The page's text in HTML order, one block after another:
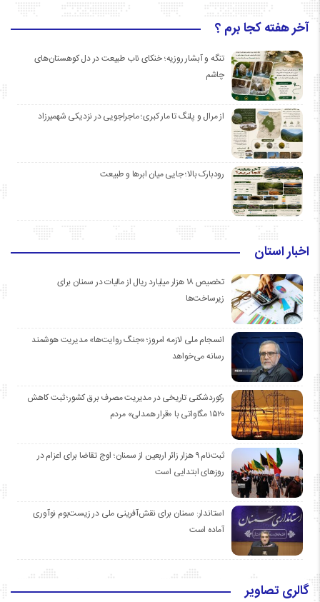
آخر هفته کجا برم ؟
تنگه و آبشار روزیه؛ خنکای ناب طبیعت در دل کوهستان‌های
چاشم
از مرال و پلنگ تا مار کبری؛ ماجراجویی در نزدیکی شهمیرزاد
رودبارک بالا؛ جایی میان ابرها و طبیعت
اخبار استان
تخصیص ۱۸ هزار میلیارد ریال از مالیات در سمنان برای
زیرساخت‌ها
انسجام ملی لازمه امروز؛ «جنگ روایت‌ها» مدیریت هوشمند
رسانه می‌خواهد
رکوردشکنی تاریخی در مدیریت مصرف برق کشور؛ ثبت کاهش
۱۵۲۰ مگاواتی با «قرار همدلی» مردم
ثبت‌نام ۹ هزار زائر اربعین از سمنان؛ اوج تقاضا برای اعزام در
روزهای ابتدایی است
استاندار: سمنان برای نقش‌آفرینی ملی در زیست‌بوم نوآوری
آماده است
گالری تصاویر